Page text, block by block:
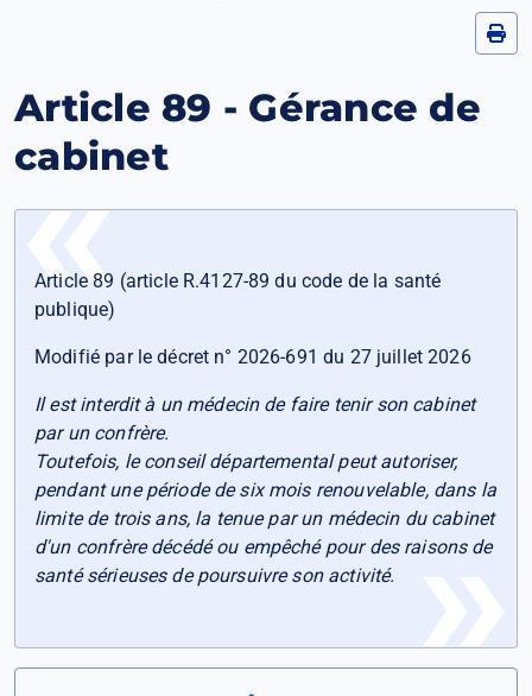
menu
Article 89 - Gérance de
cabinet
Article 89 (article R.4127-89 du code de la santé
publique)
Modifié par le décret n° 2026-691 du 27 juillet 2026
Il est interdit à un médecin de faire tenir son cabinet
par un confrère.
Toutefois, le conseil départemental peut autoriser,
pendant une période de six mois renouvelable, dans la
limite de trois ans, la tenue par un médecin du cabinet
d'un confrère décédé ou empêché pour des raisons de
santé sérieuses de poursuivre son activité.